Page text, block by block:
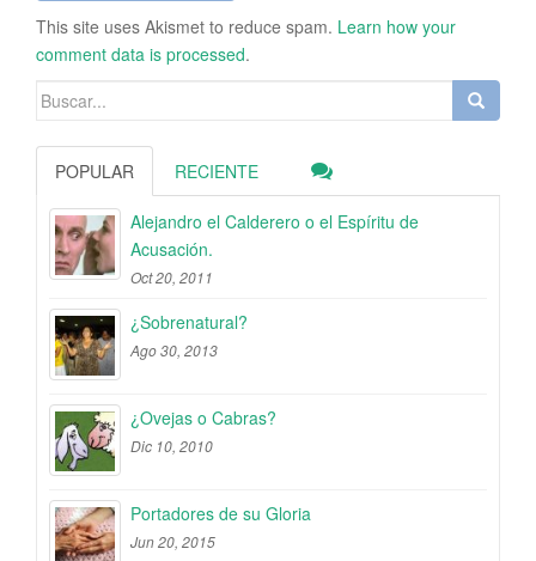
This site uses Akismet to reduce spam. Learn how your
comment data is processed.
Buscar:
POPULAR RECIENTE
Alejandro el Calderero o el Espíritu de
Acusación.
Oct 20, 2011
¿Sobrenatural?
Ago 30, 2013
¿Ovejas o Cabras?
Dic 10, 2010
Portadores de su Gloria
Jun 20, 2015